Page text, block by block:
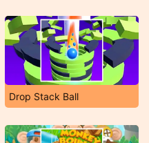
Drop Stack Ball